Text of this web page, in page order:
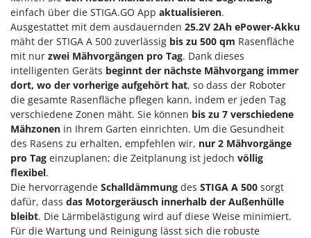
Maisentkörnungsmaschinen
Manuelle Heckenscheren
Mehrzweck-Sauggeräte
Minibacköfen
Motorhacken - Gartenfräsen
Motorspritzen
Mulcher für Traktor
N
Notstromaggregat
Nudelmaschinen
Famur
FARMER
FBC
Ferrari Group
Ferroni
Ferrua
FIAC
FIEM
Fimar
FINI
Fiorentini
einfach über die STIGA.GO App aktualisieren.
Ausgestattet mit dem ausdauernden 25.2V 2Ah ePower-Akku
mäht der STIGA A 500 zuverlässig bis zu 500 qm Rasenfläche
mit nur zwei Mähvorgängen pro Tag. Dank dieses
intelligenten Geräts beginnt der nächste Mähvorgang immer
dort, wo der vorherige aufgehört hat, so dass der Roboter
die gesamte Rasenfläche pflegen kann, indem er jeden Tag
verschiedene Zonen mäht. Sie können bis zu 7 verschiedene
Mähzonen in Ihrem Garten einrichten. Um die Gesundheit
des Rasens zu erhalten, empfehlen wir, nur 2 Mähvorgänge
pro Tag einzuplanen; die Zeitplanung ist jedoch völlig
flexibel.
Die hervorragende Schalldämmung des STIGA A 500 sorgt
dafür, dass das Motorgeräusch innerhalb der Außenhülle
bleibt. Die Lärmbelästigung wird auf diese Weise minimiert.
Für die Wartung und Reinigung lässt sich die robuste